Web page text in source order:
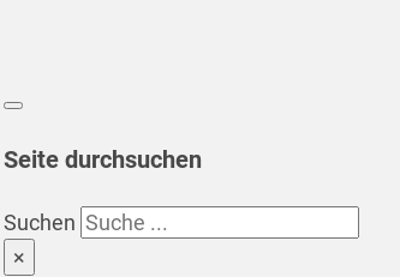
Seite durchsuchen
Suchen
×